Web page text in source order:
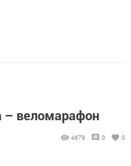
веломарафон
4679 0 0